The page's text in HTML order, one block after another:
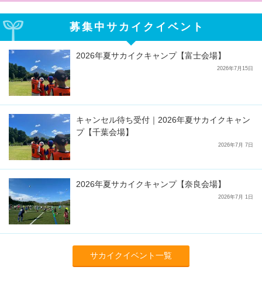
募集中サカイクイベント
2026年夏サカイクキャンプ【富士会場】
2026年7月15日
キャンセル待ち受付｜2026年夏サカイクキャン
プ【千葉会場】
2026年7月 7日
2026年夏サカイクキャンプ【奈良会場】
2026年7月 1日
サカイクイベント一覧